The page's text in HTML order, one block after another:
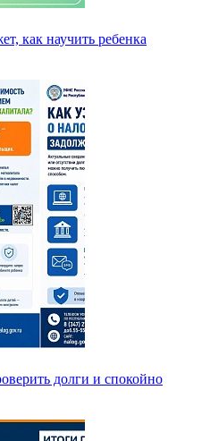
как научить ребенка
долги и спокойно